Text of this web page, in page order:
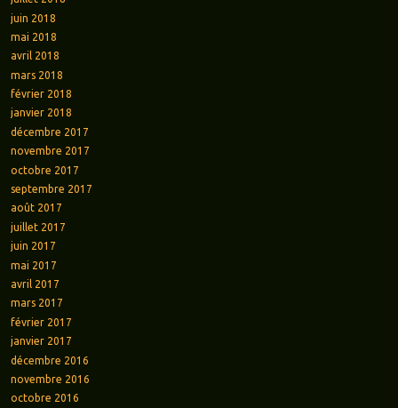
juin 2018
mai 2018
avril 2018
mars 2018
février 2018
janvier 2018
décembre 2017
novembre 2017
octobre 2017
septembre 2017
août 2017
juillet 2017
juin 2017
mai 2017
avril 2017
mars 2017
février 2017
janvier 2017
décembre 2016
novembre 2016
octobre 2016